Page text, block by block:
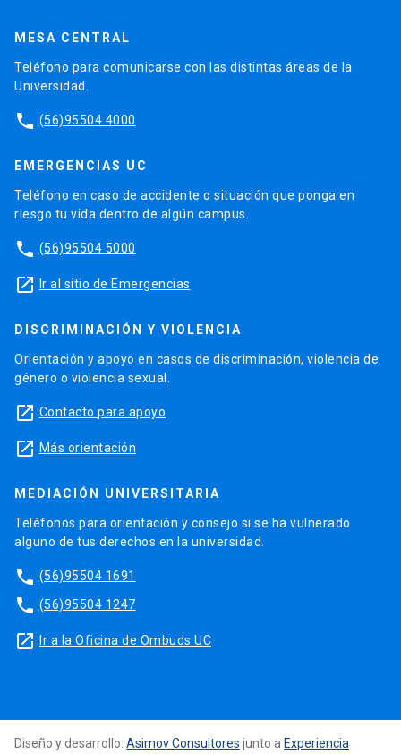
MESA CENTRAL
Teléfono para comunicarse con las distintas áreas de la
Universidad.
phone (56)95504 4000
EMERGENCIAS UC
Teléfono en caso de accidente o situación que ponga en
riesgo tu vida dentro de algún campus.
phone (56)95504 5000
launch Ir al sitio de Emergencias
DISCRIMINACIÓN Y VIOLENCIA
Orientación y apoyo en casos de discriminación, violencia de
género o violencia sexual.
launch Contacto para apoyo
launch Más orientación
MEDIACIÓN UNIVERSITARIA
Teléfonos para orientación y consejo si se ha vulnerado
alguno de tus derechos en la universidad.
phone (56)95504 1691
phone (56)95504 1247
launch Ir a la Oficina de Ombuds UC
Diseño y desarrollo: Asimov Consultores junto a Experiencia